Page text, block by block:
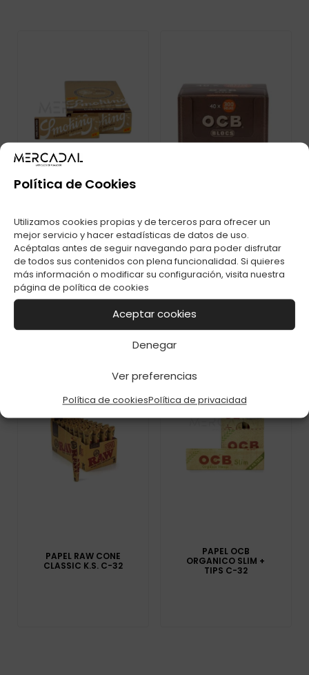
Política de Cookies
Utilizamos cookies propias y de terceros para ofrecer un
mejor servicio y hacer estadísticas de datos de uso.
Acéptalas antes de seguir navegando para poder disfrutar
de todos sus contenidos con plena funcionalidad. Si quieres
más información o modificar su configuración, visita nuestra
página de política de cookies
Aceptar cookies
Denegar
Ver preferencias
Política de cookiesPolítica de privacidad
PAPEL SMOKING
THINNEST BROWN 1
1/4 C-25
PAPEL OCB VIRGIN
300 C-40
PAPEL RAW CONE
CLASSIC K.S. C-32
PAPEL OCB
ORGANICO SLIM +
TIPS C-32